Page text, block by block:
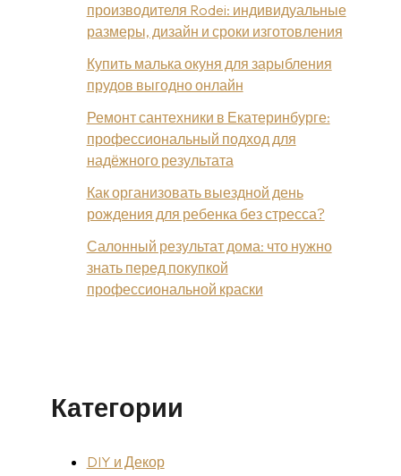
производителя Rodei: индивидуальные
размеры, дизайн и сроки изготовления
Купить малька окуня для зарыбления
прудов выгодно онлайн
Ремонт сантехники в Екатеринбурге:
профессиональный подход для
надёжного результата
Как организовать выездной день
рождения для ребенка без стресса?
Салонный результат дома: что нужно
знать перед покупкой
профессиональной краски
Категории
DIY и Декор